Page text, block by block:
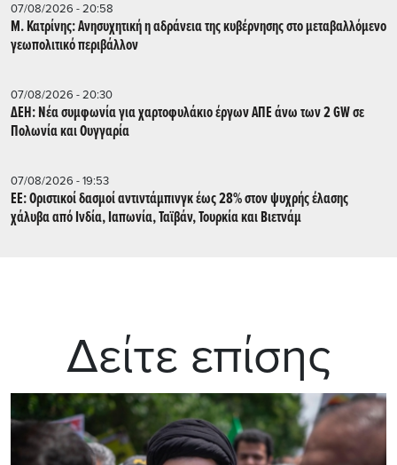
07/08/2026 - 20:58
Μ. Κατρίνης: Ανησυχητική η αδράνεια της κυβέρνησης στο μεταβαλλόμενο
γεωπολιτικό περιβάλλον
07/08/2026 - 20:30
ΔΕΗ: Νέα συμφωνία για χαρτοφυλάκιο έργων ΑΠΕ άνω των 2 GW σε
Πολωνία και Ουγγαρία
07/08/2026 - 19:53
ΕΕ: Οριστικοί δασμοί αντιντάμπινγκ έως 28% στον ψυχρής έλασης
χάλυβα από Ινδία, Ιαπωνία, Ταϊβάν, Τουρκία και Βιετνάμ
Δείτε επίσης